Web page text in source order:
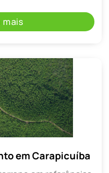
mais
em Carapicuíba